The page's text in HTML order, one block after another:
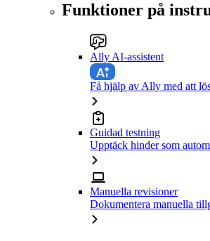
Funktioner på
Ally AI-assistent
Få hjälp av Ally med att
Guidad testning
Upptäck hinder som
Manuella revisioner
Dokumentera manuella